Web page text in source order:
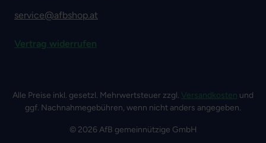
service@afbshop.at
Vertrag widerrufen
Alle Preise inkl. gesetzl. Mehrwertsteuer zzgl. Versandkosten und
ggf. Nachnahmegebühren, wenn nicht anders angegeben.
© 2026 AfB gemeinnützige GmbH